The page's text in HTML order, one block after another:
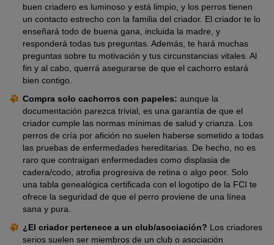
buen criadero es luminoso y está limpio, y los perros tienen
un contacto estrecho con la familia del criador. El criador te lo
enseñará todo de buena gana, incluida la madre, y
responderá todas tus preguntas. Además, te hará muchas
preguntas sobre tu motivación y tus circunstancias vitales. Al
fin y al cabo, querrá asegurarse de que el cachorro estará
bien contigo.
Compra solo cachorros con papeles: aunque la
documentación parezca trivial, es una garantía de que el
criador cumple las normas mínimas de salud y crianza. Los
perros de cría por afición no suelen haberse sometido a todas
las pruebas de enfermedades hereditarias. De hecho, no es
raro que contraigan enfermedades como displasia de
cadera/codo, atrofia progresiva de retina o algo peor. Solo
una tabla genealógica certificada con el logotipo de la FCI te
ofrece la seguridad de que el perro proviene de una línea
sana y pura.
¿El criador pertenece a un club/asociación? Los criadores
serios suelen ser miembros de un club o asociación